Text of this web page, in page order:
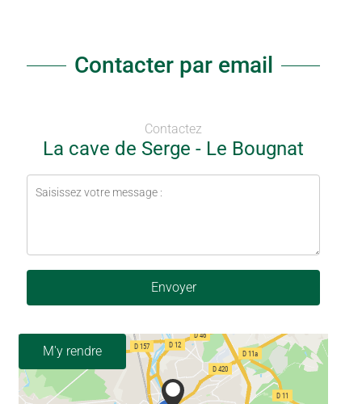
Contacter par email
Contactez
La cave de Serge - Le Bougnat
Envoyer
M'y rendre